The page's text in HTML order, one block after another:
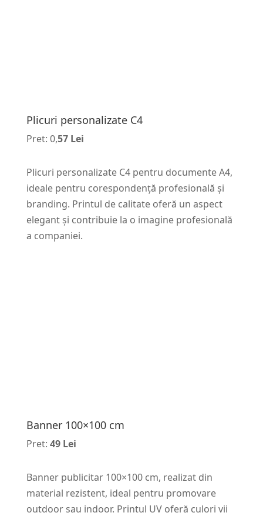
Plicuri personalizate C4
Pret: 0,57 Lei
Plicuri personalizate C4 pentru documente A4,
ideale pentru corespondență profesională și
branding. Printul de calitate oferă un aspect
elegant și contribuie la o imagine profesională
a companiei.
Banner 100×100 cm
Pret: 49 Lei
Banner publicitar 100×100 cm, realizat din
material rezistent, ideal pentru promovare
outdoor sau indoor. Printul UV oferă culori vii